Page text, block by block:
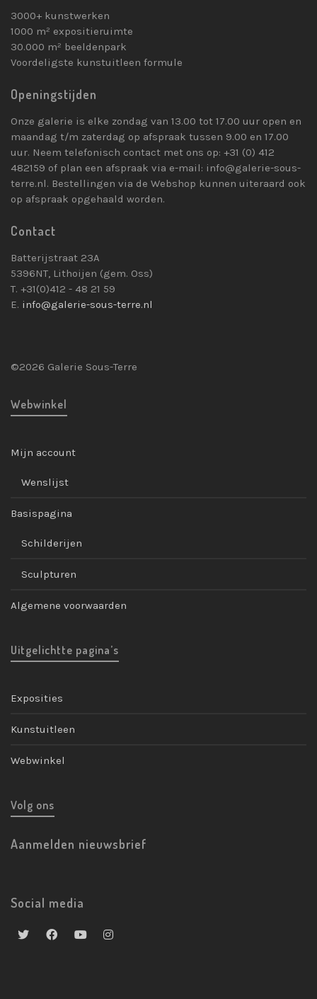
3000+ kunstwerken
1000 m² expositieruimte
30.000 m² beeldenpark
Voordeligste kunstuitleen formule
Openingstijden
Onze galerie is elke zondag van 13.00 tot 17.00 uur open en
maandag t/m zaterdag op afspraak tussen 9.00 en 17.00
uur. Neem telefonisch contact met ons op: +31 (0) 412
482159 of plan een afspraak via e-mail: info@galerie-sous-
terre.nl. Bestellingen via de Webshop kunnen uiteraard ook
op afspraak opgehaald worden.
Contact
Batterijstraat 23A
5396NT, Lithoijen (gem. Oss)
T. +31(0)412 - 48 21 59
E. info@galerie-sous-terre.nl
©2026 Galerie Sous-Terre
Webwinkel
Mijn account
Wenslijst
Basispagina
Schilderijen
Sculpturen
Algemene voorwaarden
Uitgelichtte pagina’s
Exposities
Kunstuitleen
Webwinkel
Volg ons
Aanmelden nieuwsbrief
Social media